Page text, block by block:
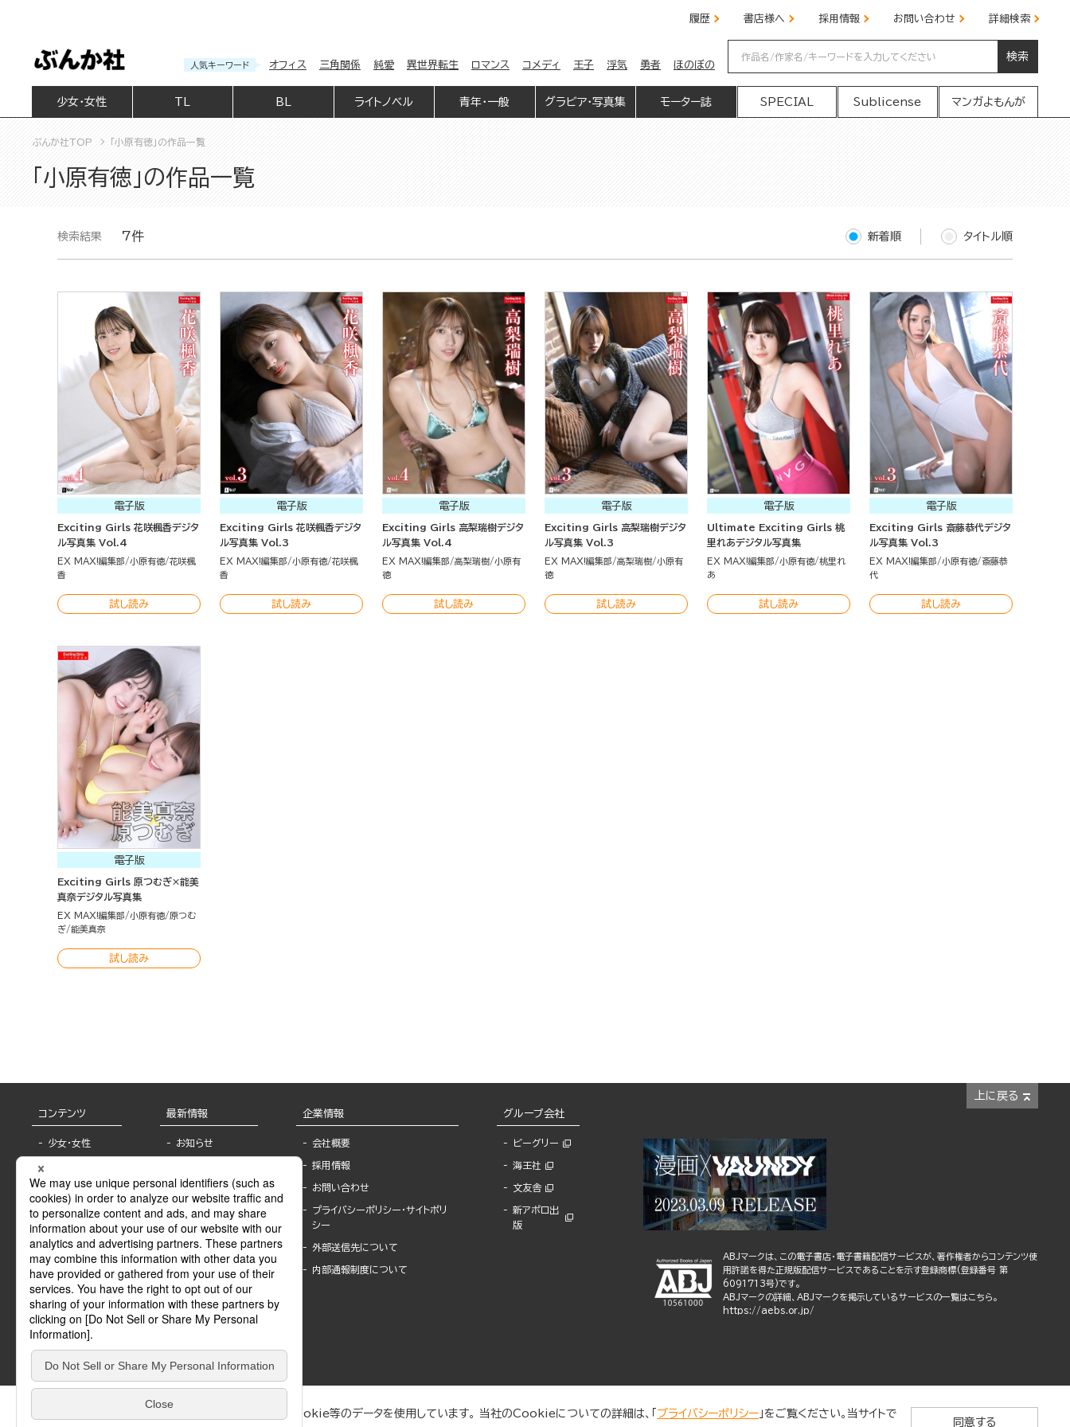
履歴 書店様へ 採用情報 お問い合わせ 詳細検索
人気キーワード オフィス 三角関係 純愛 異世界転生 ロマンス コメディ 王子 浮気 勇者 ほのぼの
検索
少女・女性 BL ライトノベル 青年・一般 グラビア・写真集 モーター誌 SPECIAL Sublicense マンガよもんが
ぶんか社TOP 「小原有徳」の作品一覧
「小原有徳」の作品一覧
検索結果 7件 新着順 タイトル順
電子版
Exciting Girls 花咲楓香デジタ
ル写真集 Vol.4
EX MAX!編集部 小原有徳 花咲楓
香
試し読み
電子版
Exciting Girls 花咲楓香デジタ
ル写真集 Vol.3
EX MAX!編集部 小原有徳 花咲楓
香
試し読み
電子版
Exciting Girls 高梨瑞樹デジタ
ル写真集 Vol.4
EX MAX!編集部 高梨瑞樹 小原有
徳
試し読み
電子版
Exciting Girls 高梨瑞樹デジタ
ル写真集 Vol.3
EX MAX!編集部 高梨瑞樹 小原有
徳
試し読み
電子版
Ultimate Exciting Girls 桃
里れあデジタル写真集
EX MAX!編集部 小原有徳 桃里れ
あ
試し読み
電子版
Exciting Girls 斎藤恭代デジタ
ル写真集 Vol.3
EX MAX!編集部 小原有徳 斎藤恭
代
試し読み
電子版
Exciting Girls 原つむぎ×能美
真奈デジタル写真集
EX MAX!編集部 小原有徳
原つむ
ぎ 能美真奈
試し読み
上に戻る
コンテンツ
少女・女性
BL
ライトノベル
青年・一般
グラビア・写真
モーター誌
SPECIAL
Sublicense
最新情報
お知らせ
報
書店様へ
海外ライセンシー
公式SNSアカウ
ント
作家一覧
Keyword list
Author list
企業情報
会社概要
採用情報
お問い合わせ
プライバシーポリシー・サイトポリ
シー
外部送信先について
内部通報制度について
グループ会社
ビーグリー
海王社
文友舎
新アポロ出
版
ABJマークは、この電子書店・電子書籍配信サービスが、著作権者からコンテンツ使
用許諾を得た正規版配信サービスであることを示す登録商標(登録番号 第
6091713号)です。
ABJマークの詳細、ABJマークを掲示しているサービスの一覧はこちら。
https://aebs.or.jp/
ぶんか社が運営するサイトでは、利便性向上のためにCookie等のデータを使用しています。 当社のCookieについての詳細は、「 プライバシーポリシー 」をご覧ください。当サイトで
同意する